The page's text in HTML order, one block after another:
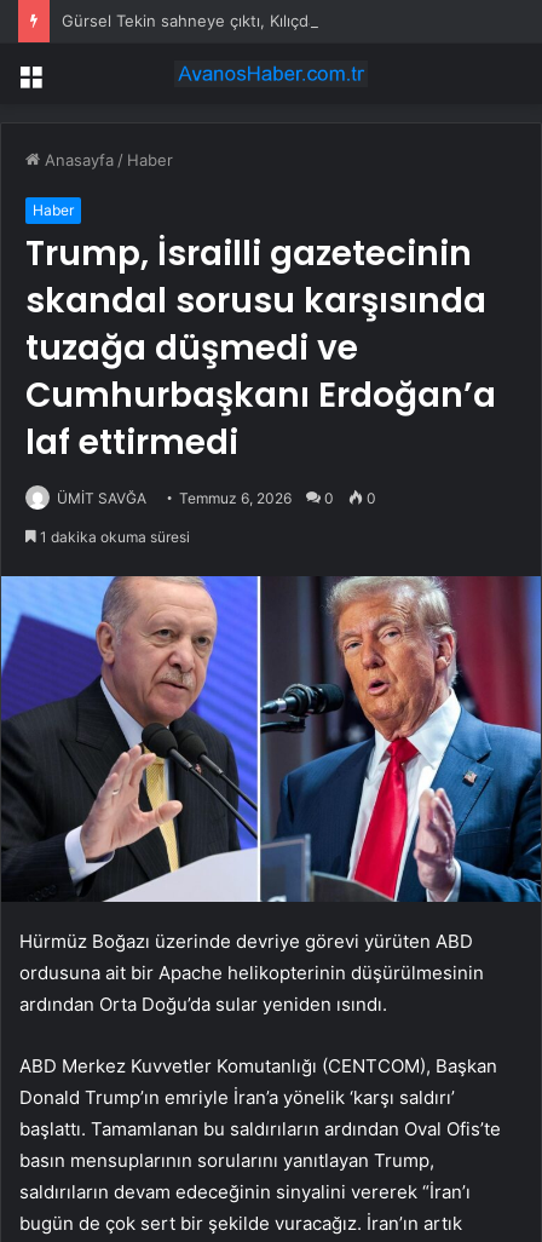
Menü
Anasayfa / Haber
Haber
Trump, İsrailli gazetecinin
skandal sorusu karşısında
tuzağa düşmedi ve
Cumhurbaşkanı Erdoğan’a
laf ettirmedi
ÜMİT SAVĞA Temmuz 6, 2026 0 0
1 dakika okuma süresi
Hürmüz Boğazı üzerinde devriye görevi yürüten ABD
ordusuna ait bir Apache helikopterinin düşürülmesinin
ardından Orta Doğu’da sular yeniden ısındı.
ABD Merkez Kuvvetler Komutanlığı (CENTCOM), Başkan
Donald Trump’ın emriyle İran’a yönelik ‘karşı saldırı’
başlattı. Tamamlanan bu saldırıların ardından Oval Ofis’te
basın mensuplarının sorularını yanıtlayan Trump,
saldırıların devam edeceğinin sinyalini vererek “İran’ı
bugün de çok sert bir şekilde vuracağız. İran’ın artık